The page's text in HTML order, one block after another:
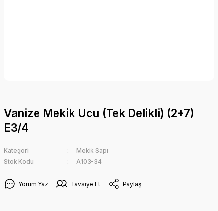
Vanize Mekik Ucu (Tek Delikli) (2+7)
E3/4
Kategori
Mekik Sapı
Stok Kodu
A103-34
Yorum Yaz Tavsiye Et Paylaş